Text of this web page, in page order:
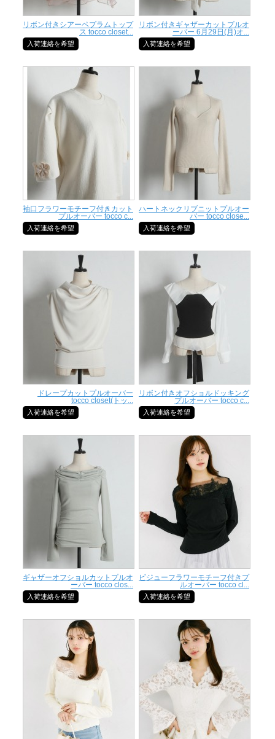
リボン付きシアーペプラムトップ
ス tocco closet...
入荷連絡を希望
リボン付きギャザーカットプルオ
ーバー 6月29日(月)オ...
入荷連絡を希望
袖口フラワーモチーフ付きカット
プルオーバー tocco c...
入荷連絡を希望
ハートネックリブニットプルオー
バー tocco close...
入荷連絡を希望
ドレープカットプルオーバー
tocco closet(トッ...
入荷連絡を希望
リボン付きオフショルドッキング
プルオーバー tocco c...
入荷連絡を希望
ギャザーオフショルカットプルオ
ーバー tocco clos...
入荷連絡を希望
ビジューフラワーモチーフ付きプ
ルオーバー tocco cl...
入荷連絡を希望